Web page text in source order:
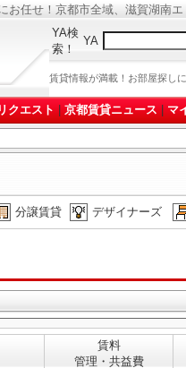
お任せ！京都市全域、滋賀湖南
YA検
索！
YA
賃貸情報が満載！お部屋探し
クエスト 京都賃貸ニュース マ
分譲賃貸 デザイナーズ
賃料
管理・共益費